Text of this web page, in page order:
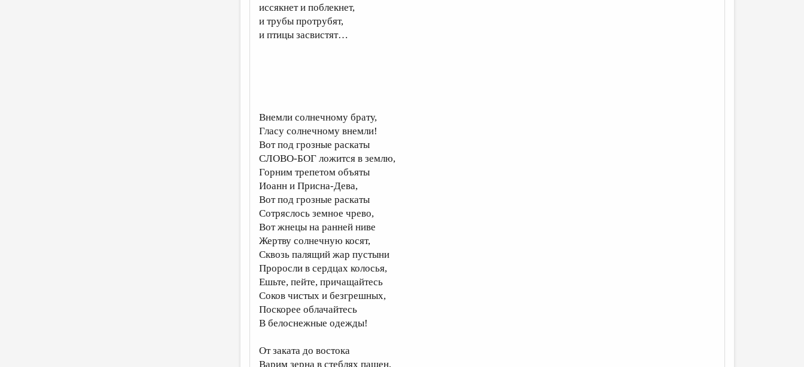
иссякнет и поблекнет,
и трубы протрубят,
и птицы засвистят…
Внемли солнечному брату,
Гласу солнечному внемли!
Вот под грозные раскаты
СЛОВО-БОГ ложится в землю,
Горним трепетом объяты
Иоанн и Присна-Дева,
Вот под грозные раскаты
Сотряслось земное чрево,
Вот жнецы на ранней ниве
Жертву солнечную косят,
Сквозь палящий жар пустыни
Проросли в сердцах колосья,
Ешьте, пейте, причащайтесь
Соков чистых и безгрешных,
Поскорее облачайтесь
В белоснежные одежды!
От заката до востока
Варим зерна в стеблях пашен,